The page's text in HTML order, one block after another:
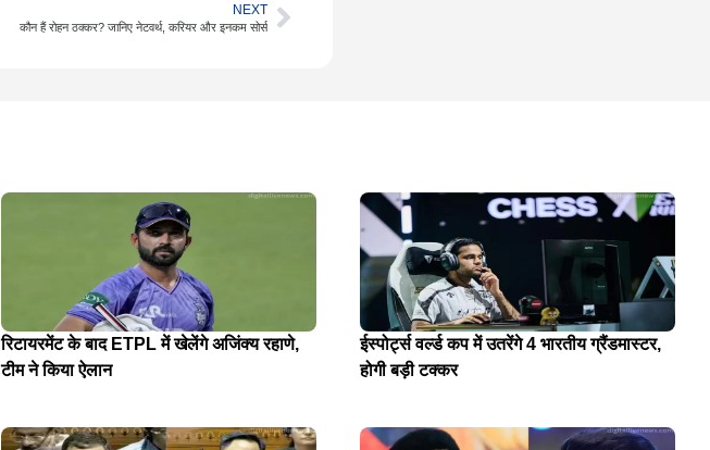
NEXT
कौन हैं रोहन ठक्कर? जानिए नेटवर्थ, करियर और इनकम सोर्स
रिटायरमेंट के बाद ETPL में खेलेंगे अजिंक्य रहाणे,
टीम ने किया ऐलान
ईस्पोर्ट्स वर्ल्ड कप में उतरेंगे 4 भारतीय ग्रैंडमास्टर,
होगी बड़ी टक्कर